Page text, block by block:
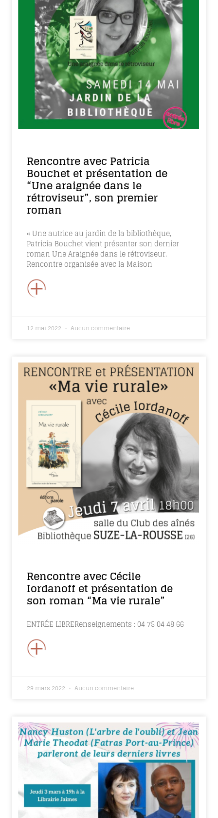
Rencontre avec Patricia
Bouchet et présentation de
“Une araignée dans le
rétroviseur”, son premier
roman
« Une autrice au jardin de la bibliothèque,
Patricia Bouchet vient présenter son dernier
roman Une Araignée dans le rétroviseur.
Rencontre organisée avec la Maison
+
12 mai 2022 Aucun commentaire
Rencontre avec Cécile
Iordanoff et présentation de
son roman “Ma vie rurale”
ENTRÉE LIBRERenseignements : 04 75 04 48 66
+
29 mars 2022 Aucun commentaire